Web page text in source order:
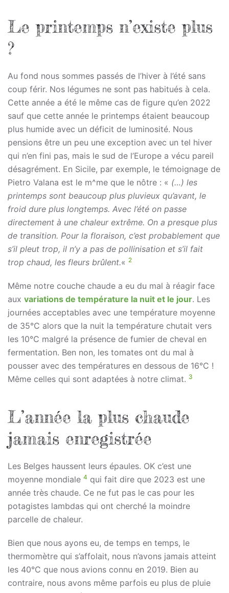
Le printemps n’existe plus
?
Au fond nous sommes passés de l’hiver à l’été sans
coup férir. Nos légumes ne sont pas habitués à cela.
Cette année a été le même cas de figure qu’en 2022
sauf que cette année le printemps étaient beaucoup
plus humide avec un déficit de luminosité. Nous
pensions être un peu une exception avec un tel hiver
qui n’en fini pas, mais le sud de l’Europe a vécu pareil
désagrément. En Sicile, par exemple, le témoignage de
Pietro Valana est le m^me que le nôtre : « (…) les
printemps sont beaucoup plus pluvieux qu’avant, le
froid dure plus longtemps. Avec l’été on passe
directement à une chaleur extrême. On a presque plus
de transition. Pour la floraison, c’est probablement que
s’il pleut trop, il n’y a pas de pollinisation et s’il fait
trop chaud, les fleurs brûlent.« 2
Même notre couche chaude a eu du mal à réagir face
aux variations de température la nuit et le jour. Les
journées acceptables avec une température moyenne
de 35°C alors que la nuit la température chutait vers
les 10°C malgré la présence de fumier de cheval en
fermentation. Ben non, les tomates ont du mal à
pousser avec des températures en dessous de 16°C !
Même celles qui sont adaptées à notre climat. 3
L’année la plus chaude
jamais enregistrée
Les Belges haussent leurs épaules. OK c’est une
moyenne mondiale 4 qui fait dire que 2023 est une
année très chaude. Ce ne fut pas le cas pour les
potagistes lambdas qui ont cherché la moindre
parcelle de chaleur.
Bien que nous ayons eu, de temps en temps, le
thermomètre qui s’affolait, nous n’avons jamais atteint
les 40°C que nous avions connu en 2019. Bien au
contraire, nous avons même parfois eu plus de pluie